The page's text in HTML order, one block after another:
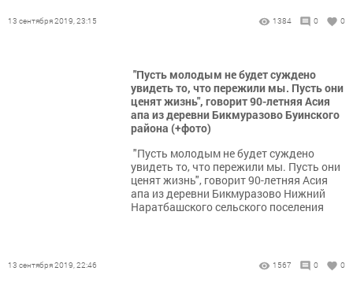
13 сентября 2019, 23:15 1384 0 0
"Пусть молодым не будет суждено
увидеть то, что пережили мы. Пусть они
ценят жизнь", говорит 90-летняя Асия
апа из деревни Бикмуразово Буинского
района (+фото)
"Пусть молодым не будет суждено
увидеть то, что пережили мы. Пусть они
ценят жизнь", говорит 90-летняя Асия
апа из деревни Бикмуразово Нижний
Наратбашского сельского поселения
13 сентября 2019, 22:46 1567 0 0